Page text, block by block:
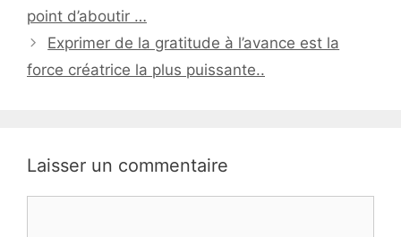
point d’aboutir …
Exprimer de la gratitude à l’avance est la
force créatrice la plus puissante..
Laisser un commentaire